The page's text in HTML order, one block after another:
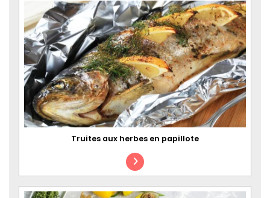
Truites aux herbes en papillote